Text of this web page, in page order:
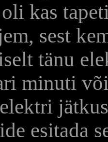
kas
sest
tänu
minuti
esitada